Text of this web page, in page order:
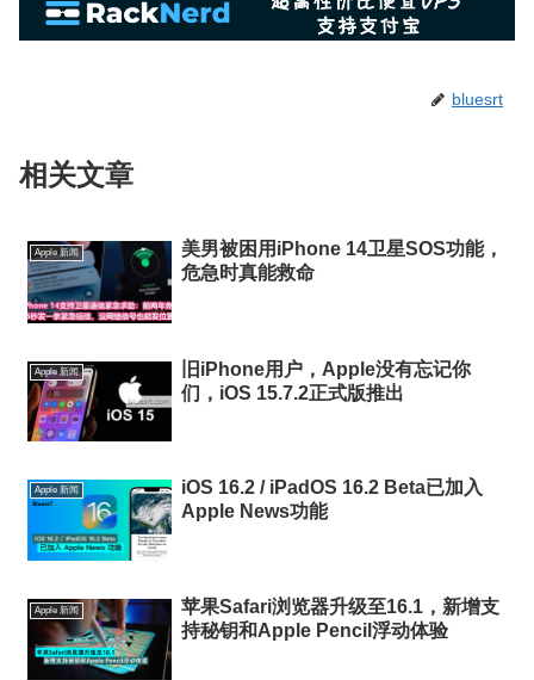
bluesrt
相关文章
Apple 新闻
美男被困用iPhone 14卫星SOS功能，
危急时真能救命
Apple 新闻
旧iPhone用户，Apple没有忘记你
们，iOS 15.7.2正式版推出
Apple 新闻
iOS 16.2 / iPadOS 16.2 Beta已加入
Apple News功能
Apple 新闻
苹果Safari浏览器升级至16.1，新增支
持秘钥和Apple Pencil浮动体验